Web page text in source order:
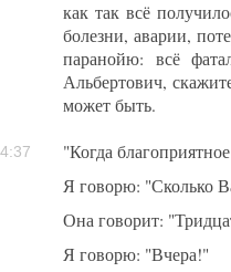
как так всё
болезни, аварии,
паранойю: всё
Альбертович,
может быть.
"Когда
Я говорю: "Сколько
Она говорит:
Я говорю: "Вчера!"